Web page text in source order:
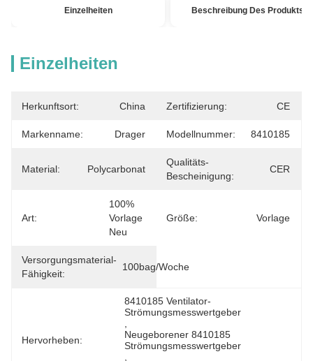
Einzelheiten Beschreibung Des Produkts
Einzelheiten
Herkunftsort: China Zertifizierung: CE
Markenname: Drager Modellnummer: 8410185
Material: Polycarbonat
Qualitäts-
Bescheinigung:
CER
Art:
100%
Vorlage
Neu
Größe: Vorlage
Versorgungsmaterial-
Fähigkeit:
100bag/Woche
Hervorheben:
8410185 Ventilator-
Strömungsmesswertgeber
Neugeborener 8410185
Strömungsmesswertgeber